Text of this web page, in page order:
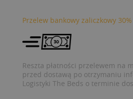
Przelew bankowy zaliczkowy 30%
Reszta płatności przelewem na
przed dostawą po otrzymaniu
Logistyki The Beds o terminie